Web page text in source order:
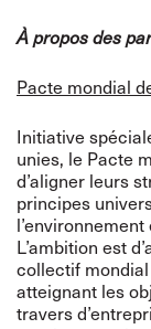
À propos des
Pacte mondial
Initiative
unies, le Pacte
d’aligner leurs
principes
L’ambition est
collectif
atteignant les
travers